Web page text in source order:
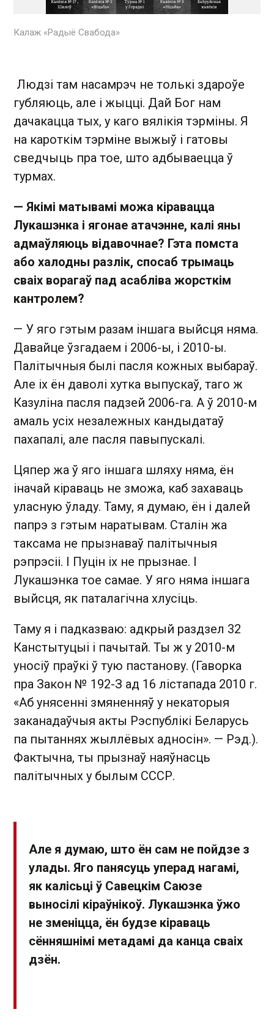
Калаж «Радыё Свабода»
Людзі там насамрэч не толькі здароўе
губляюць, але і жыцці. Дай Бог нам
дачакацца тых, у каго вялікія тэрміны. Я
на кароткім тэрміне выжыў і гатовы
сведчыць пра тое, што адбываецца ў
турмах.
— Якімі матывамі можа кіравацца
Лукашэнка і ягонае атачэнне, калі яны
адмаўляюць відавочнае? Гэта помста
або халодны разлік, спосаб трымаць
сваіх ворагаў пад асабліва жорсткім
кантролем?
— У яго гэтым разам іншага выйсця няма.
Давайце ўзгадаем і 2006-ы, і 2010-ы.
Палітычныя былі пасля кожных выбараў.
Але іх ён даволі хутка выпускаў, таго ж
Казуліна пасля падзей 2006-га. А ў 2010-м
амаль усіх незалежных кандыдатаў
пахапалі, але пасля павыпускалі.
Цяпер жа ў яго іншага шляху няма, ён
іначай кіраваць не зможа, каб захаваць
уласную ўладу. Таму, я думаю, ён і далей
папрэ з гэтым наратывам. Сталін жа
таксама не прызнаваў палітычныя
рэпрэсіі. І Пуцін іх не прызнае. І
Лукашэнка тое самае. У яго няма іншага
выйсця, як паталагічна хлусіць.
Таму я і падказваю: адкрый раздзел 32
Канстытуцыі і пачытай. Ты ж у 2010-м
уносіў праўкі ў тую пастанову. (Гаворка
пра Закон № 192-З ад 16 лістапада 2010 г.
«Аб унясенні змяненняў у некаторыя
заканадаўчыя акты Рэспублікі Беларусь
па пытаннях жыллёвых адносін». — Рэд.).
Фактычна, ты прызнаў наяўнасць
палітычных у былым СССР.
Але я думаю, што ён сам не пойдзе з
улады. Яго панясуць уперад нагамі,
як калісьці ў Савецкім Саюзе
выносілі кіраўнікоў. Лукашэнка ўжо
не зменіцца, ён будзе кіраваць
сённяшнімі метадамі да канца сваіх
дзён.